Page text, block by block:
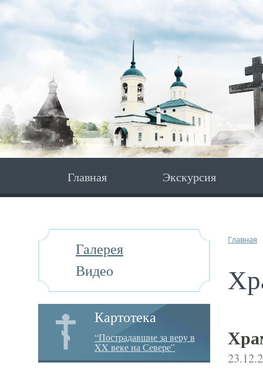
Главная Экскурсия
Галерея
Видео
Картотека
“Пострадавшие за веру в
XX веке на Севере”
Главная